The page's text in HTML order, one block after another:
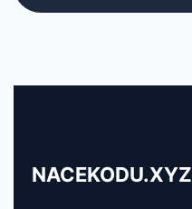
NACEKODU.XYZ